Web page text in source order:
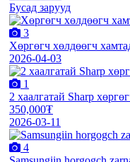
Бусад зарууд
3
Хөргөгч хөлдөөгч
2026-04-03
1
2 хаалгатай Sharp
350,000₮
2026-03-11
4